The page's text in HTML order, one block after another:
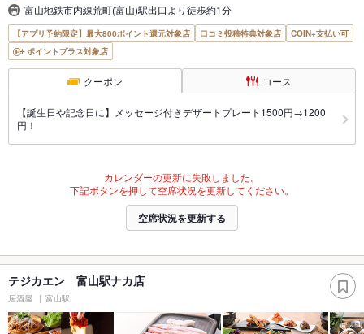
富山地鉄市内線荒町(富山)駅出口より徒歩約1分
【アプリ予約限定】最大800ポイント還元対象店 口コミ投稿特典対象店
COIN+支払い可
ポイントプラス対象店
クーポン コース
【誕生日や記念日に】メッセージ付きデザートプレート1500円→1200
円！
カレンダーの更新に失敗しました。
下記ボタンを押して空席状況を更新してください。
空席状況を更新する
テジカエン 富山駅ナカ店
居酒屋 富山駅